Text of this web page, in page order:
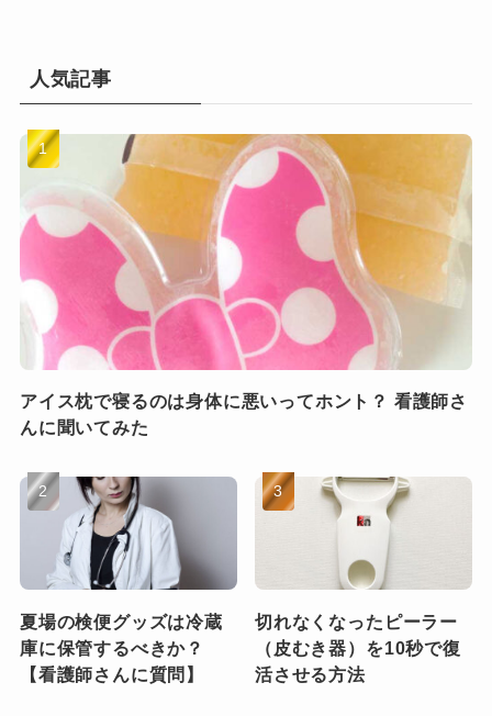
人気記事
アイス枕で寝るのは身体に悪いってホント？ 看護師さ
んに聞いてみた
夏場の検便グッズは冷蔵
庫に保管するべきか？
【看護師さんに質問】
切れなくなったピーラー
（皮むき器）を10秒で復
活させる方法